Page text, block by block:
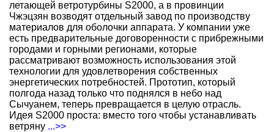
летающей ветротурбины S2000, а в провинции
Чжэцзян возводят отдельный завод по производству
материалов для оболочки аппарата. У компании уже
есть предварительные договоренности с прибрежными
городами и горными регионами, которые
рассматривают возможность использования этой
технологии для удовлетворения собственных
энергетических потребностей. Прототип, который
полгода назад только что поднялся в небо над
Сычуанем, теперь превращается в целую отрасль.
Идея S2000 проста: вместо того чтобы устанавливать
ветряну ...>>